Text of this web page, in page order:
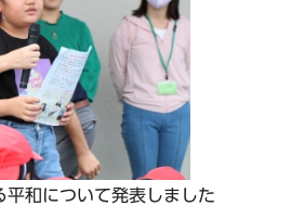
和について発表しました